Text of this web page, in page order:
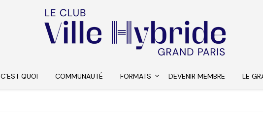
C’EST QUOI COMMUNAUTÉ FORMATS DEVENIR MEMBRE LE